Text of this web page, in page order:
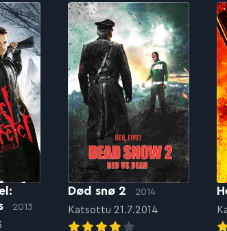
2013
Død snø 2 2014
Katsottu 21.7.2014